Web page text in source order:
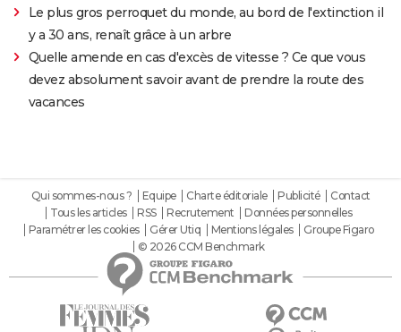
Le plus gros perroquet du monde, au bord de l'extinction il
y a 30 ans, renaît grâce à un arbre
Quelle amende en cas d'excès de vitesse ? Ce que vous
devez absolument savoir avant de prendre la route des
vacances
Qui sommes-nous ? Equipe Charte éditoriale Publicité
Contact
Tous les articles
RSS Recrutement
Données personnelles
Paramétrer les cookies
Gérer Utiq Mentions légales
Groupe Figaro
© 2026 CCM Benchmark